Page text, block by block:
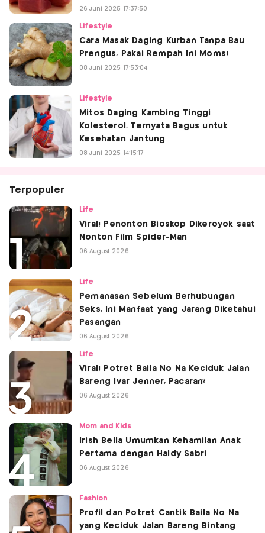
26 Juni 2025 17:37:50
Lifestyle
Cara Masak Daging Kurban Tanpa Bau
Prengus, Pakai Rempah Ini Moms!
08 Juni 2025 17:53:04
Lifestyle
Mitos Daging Kambing Tinggi
Kolesterol, Ternyata Bagus untuk
Kesehatan Jantung
08 Juni 2025 14:15:17
Terpopuler
Life
Viral! Penonton Bioskop Dikeroyok saat
Nonton Film Spider-Man
06 August 2026
Life
Pemanasan Sebelum Berhubungan
Seks, Ini Manfaat yang Jarang Diketahui
Pasangan
06 August 2026
Life
Viral! Potret Baila No Na Keciduk Jalan
Bareng Ivar Jenner, Pacaran?
06 August 2026
Mom and Kids
Irish Bella Umumkan Kehamilan Anak
Pertama dengan Haldy Sabri
06 August 2026
Fashion
Profil dan Potret Cantik Baila No Na
yang Keciduk Jalan Bareng Bintang